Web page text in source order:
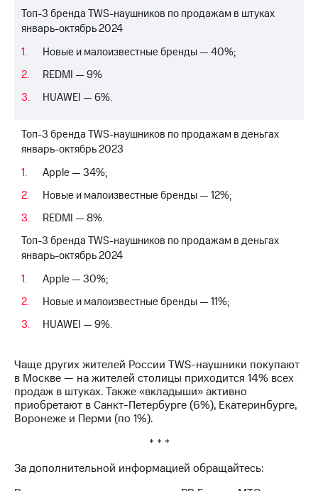
"МТС"
Собрания
Личный
кабинет
Акционерный
и
аудит
Рынок
акций
Программа
Порядок
выкупа
акций
Дивиденды
Рынок
Уведомление
о
погашении
именных
облигаций
Регистратор
Реквизиты
Топ-3 бренда TWS-наушников по продажам в штуках
январь-октябрь 2024
Новые и малоизвестные бренды — 40%;
REDMI — 9%
HUAWEI — 6%.
Топ-3 бренда TWS-наушников по продажам в деньгах
январь-октябрь 2023
Apple — 34%;
Новые и малоизвестные бренды — 12%;
REDMI — 8%.
Топ-3 бренда TWS-наушников по продажам в деньгах
январь-октябрь 2024
Apple — 30%;
Новые и малоизвестные бренды — 11%;
HUAWEI — 9%.
Чаще других жителей России TWS-наушники покупают
в Москве — на жителей столицы приходится 14% всех
продаж в штуках. Также «вкладыши» активно
приобретают в Санкт-Петербурге (6%), Екатеринбурге,
Воронеже и Перми (по 1%).
* * *
За дополнительной информацией обращайтесь: